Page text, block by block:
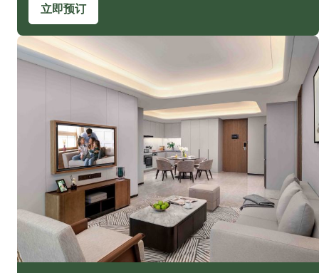
立即预订